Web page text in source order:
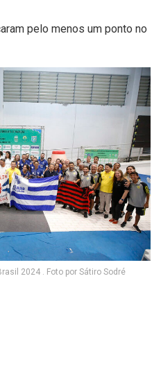
pelo menos um ponto no
2024 . Foto por Sátiro Sodré